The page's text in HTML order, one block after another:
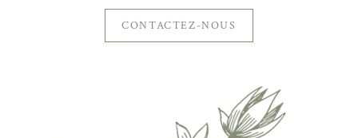
CONTACTEZ-NOUS